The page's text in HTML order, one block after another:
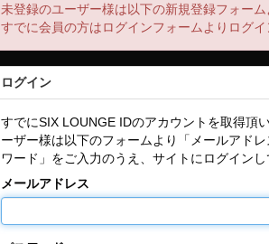
未登録のユーザー様は以下の新規登録フォーム
すでに会員の方はログインフォームよりログ
ログイン
すでにSIX LOUNGE IDのアカウントを取得頂
ーザー様は以下のフォームより「メールアドレ
ワード」をご入力のうえ、サイトにログインし
メールアドレス